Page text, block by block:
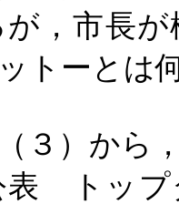
，市長
トーとは
３）から
トップ